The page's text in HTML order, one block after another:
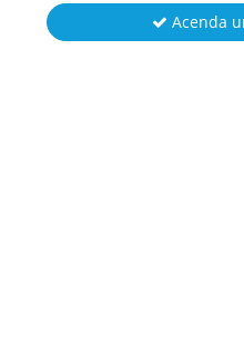
Acenda